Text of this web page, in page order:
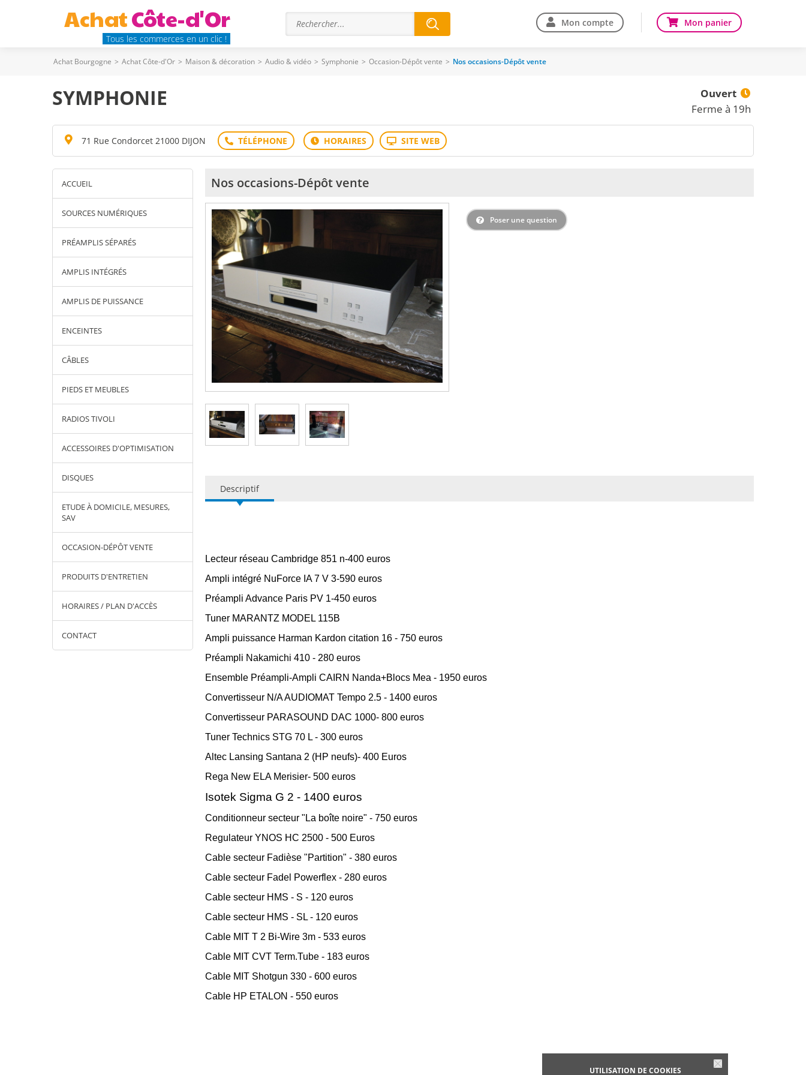
UTILISATION DE COOKIES
AchatCôte-d'Or
Tous les commerces en un clic !
Mon compte Mon panier
Achat Bourgogne > Achat Côte-d'Or > Maison & décoration > Audio & vidéo > Symphonie > Occasion-Dépôt vente > Nos occasions-Dépôt vente
SYMPHONIE
Ouvert
Ferme à 19h
71 Rue Condorcet 21000 DIJON
ACCUEIL
SOURCES NUMÉRIQUES
PRÉAMPLIS SÉPARÉS
AMPLIS INTÉGRÉS
AMPLIS DE PUISSANCE
ENCEINTES
CÂBLES
PIEDS ET MEUBLES
RADIOS TIVOLI
ACCESSOIRES D'OPTIMISATION
DISQUES
ETUDE À DOMICILE, MESURES,
SAV
OCCASION-DÉPÔT VENTE
PRODUITS D'ENTRETIEN
HORAIRES / PLAN D'ACCÈS
CONTACT
Nos occasions-Dépôt vente
Poser une question
Descriptif
Lecteur réseau Cambridge 851 n-400 euros
Ampli intégré NuForce IA 7 V 3-590 euros
Préampli Advance Paris PV 1-450 euros
Tuner MARANTZ MODEL 115B
Ampli puissance Harman Kardon citation 16 - 750 euros
Préampli Nakamichi 410 - 280 euros
Ensemble Préampli-Ampli CAIRN Nanda+Blocs Mea - 1950 euros
Convertisseur N/A AUDIOMAT Tempo 2.5 - 1400 euros
Convertisseur PARASOUND DAC 1000- 800 euros
Tuner Technics STG 70 L - 300 euros
Altec Lansing Santana 2 (HP neufs)- 400 Euros
Rega New ELA Merisier- 500 euros
Isotek Sigma G 2 - 1400 euros
Conditionneur secteur "La boîte noire" - 750 euros
Regulateur YNOS HC 2500 - 500 Euros
Cable secteur Fadièse "Partition" - 380 euros
Cable secteur Fadel Powerflex - 280 euros
Cable secteur HMS - S - 120 euros
Cable secteur HMS - SL - 120 euros
Cable MIT T 2 Bi-Wire 3m - 533 euros
Cable MIT CVT Term.Tube - 183 euros
Cable MIT Shotgun 330 - 600 euros
Cable HP ETALON - 550 euros